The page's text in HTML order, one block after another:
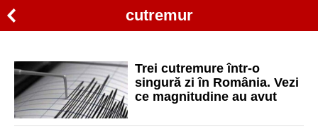
cutremur
Trei cutremure într-o
singură zi în România. Vezi
ce magnitudine au avut